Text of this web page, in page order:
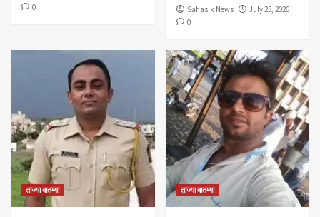
0
Sahasik News
July 23, 2026
0
ताज्या बातम्या ताज्या बातम्या